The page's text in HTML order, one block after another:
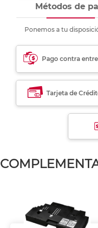
Métodos de
Ponemos a tu
Pago contra
Tarjeta de